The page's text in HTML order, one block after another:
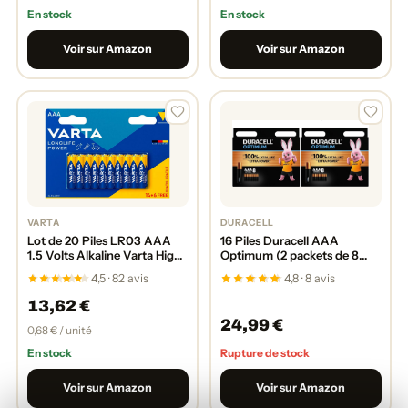
En stock
Voir sur Amazon
En stock
Voir sur Amazon
VARTA
Lot de 20 Piles LR03 AAA
1.5 Volts Alkaline Varta High
4,5 · 82 avis
13,62 €
0,68 € / unité
En stock
Voir sur Amazon
DURACELL
16 Piles Duracell AAA
Optimum (2 packets de 8
4,8 · 8 avis
24,99 €
Rupture de stock
Voir sur Amazon